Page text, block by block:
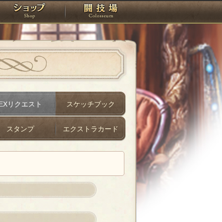
タジオ ショップ 闘技場
リクエスト スケッチブック
スタンプ エクストラカード